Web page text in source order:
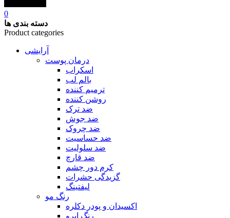
0
دسته بندی ها
Product categories
آرایشی
درمان پوست
اسکراب
بالم لب
ترمیم کننده
روشن کننده
ضد ترک
ضد جوش
ضد چروک
ضد حساسیت
ضد سلولیت
ضد قارچ
کرم دور چشم
گزیدگی حشرات
لیفتینگ
رنگ مو
اکسیدان و پودر دکلره
رنگ ابرو